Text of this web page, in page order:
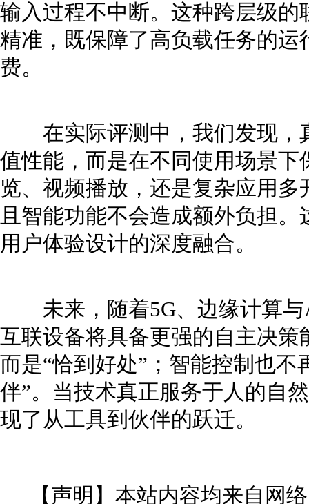
输入过程不中断。这种跨层级
精准，既保障了高负载任务的
费。
在实际评测中，我们发现，
值性能，而是在不同使用场景
览、视频播放，还是复杂应用
且智能功能不会造成额外负担
用户体验设计的深度融合。
未来，随着5G、边缘计算与
互联设备将具备更强的自主决策
而是“恰到好处”；智能控制也不
伴”。当技术真正服务于人的自
现了从工具到伙伴的跃迁。
【声明】本站内容均来自网